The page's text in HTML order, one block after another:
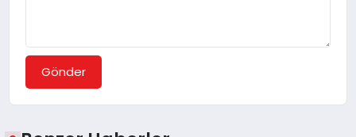
Gönder